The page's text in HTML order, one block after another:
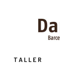
TALLER